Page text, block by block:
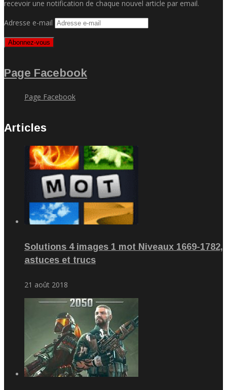
recevoir une notification de chaque nouvel article par email.
Adresse e-mail
Abonnez-vous
Page Facebook
Page Facebook
Articles
Solutions 4 images 1 mot Niveaux 1669-1782,
astuces et trucs
21 août 2018